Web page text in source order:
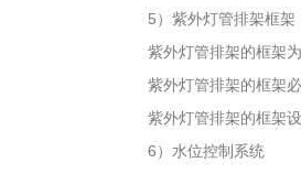
5）紫外灯管排架框架
紫外灯管排架的框架
紫外灯管排架的框架
紫外灯管排架的框架
6）水位控制系统